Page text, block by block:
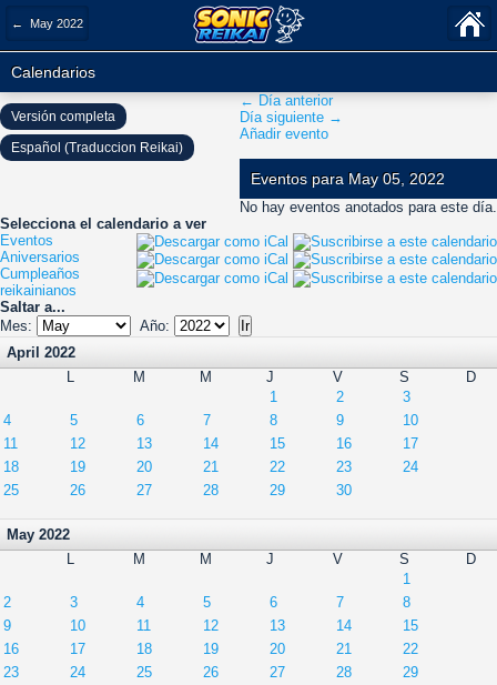
← May 2022
Calendarios
← Día anterior
Día siguiente →
Añadir evento
Eventos para May 05, 2022
No hay eventos anotados para este día.
Selecciona el calendario a ver
Eventos
Aniversarios
Cumpleaños
reikainianos
Saltar a...
Mes:
Año:
April 2022
L
M M J V S
D
1
2
3
4
5 6 7 8 9
10
11
12 13 14 15 16
17
18
19 20 21 22 23
24
25
26 27 28 29 30
May 2022
L
M M J V S
D
1
2
3 4 5 6 7
8
9
10 11 12 13 14
15
16
17 18 19 20 21
22
23
24 25 26 27 28
29
Versión completa
Español (Traduccion Reikai)